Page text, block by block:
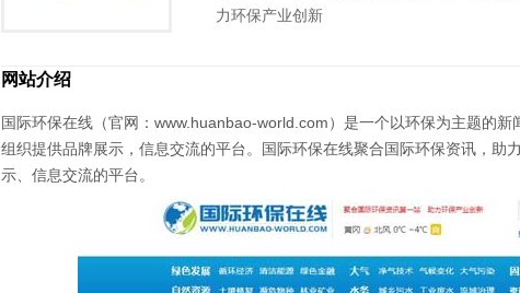
力环保产业创新
网站介绍
国际环保在线（官网：www.huanbao-world.com）是一个以环保为主题的
组织提供品牌展示，信息交流的平台。国际环保在线聚合国际环保资讯，助
示、信息交流的平台。